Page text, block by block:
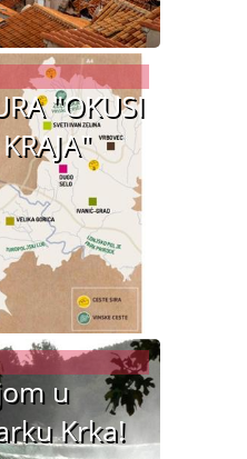
"OKUSI
u
Krka!